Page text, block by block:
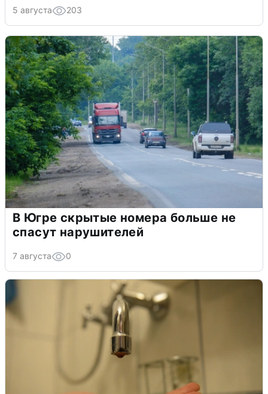
5 августа 203
В Югре скрытые номера больше не
спасут нарушителей
7 августа 0